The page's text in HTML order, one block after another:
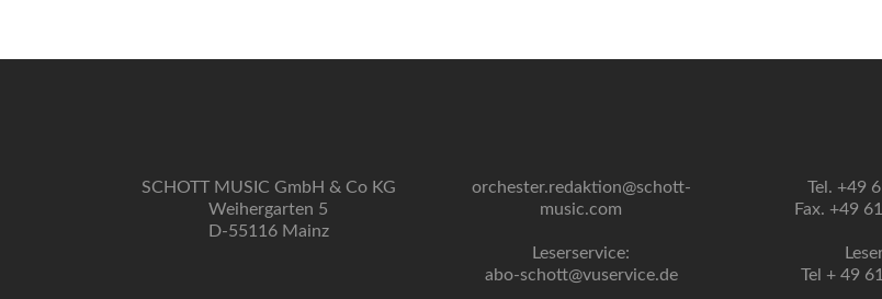
SCHOTT MUSIC GmbH & Co KG
Weihergarten 5
D-55116 Mainz
orchester.redaktion@schott-
music.com
Leserservice:
abo-schott@vuservice.de
Tel. +49
Fax. +49
Tel + 49